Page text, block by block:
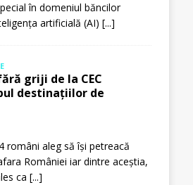
în domeniul băncilor
artificială (AI) [...]
griji de la CEC
destinațiilor de
români aleg să își petreacă
României iar dintre aceștia,
ca [...]